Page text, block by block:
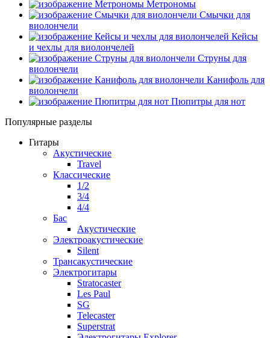
Метрономы
Смычки для
виолончели
Кейсы
и чехлы для виолончелей
Струны для
виолончели
Канифоль для
виолончели
Пюпитры для нот
Популярные разделы
Гитары
Акустические
Travel
Классические
1/2
3/4
4/4
Бас
Акустические
Электроакустические
Silent
Трансакустические
Электрогитары
Stratocaster
Les Paul
SG
Telecaster
Superstrat